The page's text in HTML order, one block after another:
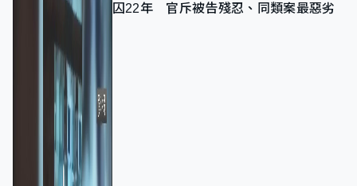
囚22年 官斥被告殘忍、同類案最惡劣